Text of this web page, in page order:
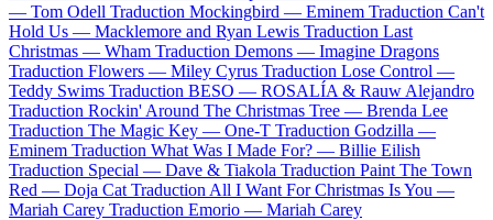
— Tom Odell Traduction Mockingbird — Eminem Traduction Can't
Hold Us — Macklemore and Ryan Lewis Traduction Last
Christmas — Wham Traduction Demons — Imagine Dragons
Traduction Flowers — Miley Cyrus Traduction Lose Control —
Teddy Swims Traduction BESO — ROSALÍA & Rauw Alejandro
Traduction Rockin' Around The Christmas Tree — Brenda Lee
Traduction The Magic Key — One-T Traduction Godzilla —
Eminem Traduction What Was I Made For? — Billie Eilish
Traduction Special — Dave & Tiakola Traduction Paint The Town
Red — Doja Cat Traduction All I Want For Christmas Is You —
Mariah Carey Traduction Emorio — Mariah Carey